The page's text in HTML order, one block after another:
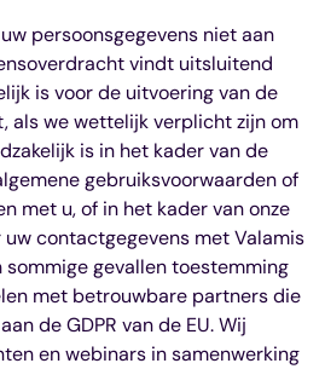
persoonsgegevens niet aan
vindt uitsluitend
is voor de uitvoering van de
als we wettelijk verplicht zijn om
is in het kader van de
gebruiksvoorwaarden of
met u, of in het kader van onze
uw contactgegevens met Valamis
sommige gevallen toestemming
met betrouwbare partners die
de GDPR van de EU. Wij
en webinars in samenwerking